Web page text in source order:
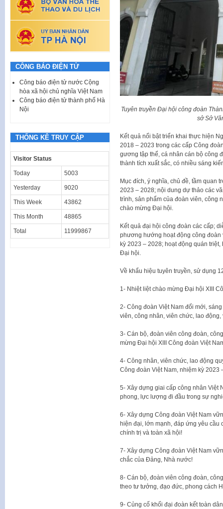
Tuyên truyền Đại hội công đoàn
sở Sở
Kết quả nổi bật triển khai thực hiện
2018 – 2023 trong các cấp Công
gương tập thể, cá nhân cán bộ công
thành tích xuất sắc, có nhiều sáng
Mục đích, ý nghĩa, chủ đề, tầm quan
2023 – 2028; nội dung dự thảo các
trình, sản phẩm của đoàn viên, công
chào mừng Đại hội.
Kết quả đại hội công đoàn các cấp;
phương hướng hoạt động công đoàn
kỳ 2023 – 2028; hoạt động quán
Đại hội.
Về khẩu hiệu tuyên truyền, sử dụng
1- Nhiệt liệt chào mừng Đại hội XIII
2- Công đoàn Việt Nam đổi mới,
viên, công nhân, viên chức, lao
3- Cán bộ, đoàn viên công đoàn,
mừng Đại hội XIII Công đoàn Việt
4- Công nhân, viên chức, lao động
Công đoàn Việt Nam, nhiệm kỳ 2023
5- Xây dựng giai cấp công nhân Việt
phong, lực lượng đi đầu trong sự
6- Xây dựng Công đoàn Việt Nam
hiện đại, lớn mạnh, đáp ứng yêu
chính trị và toàn xã hội!
7- Xây dựng Công đoàn Việt Nam
chắc của Đảng, Nhà nước!
8- Cán bộ, đoàn viên công đoàn,
theo tư tưởng, đạo đức, phong cách
9- Củng cố khối đại đoàn kết toàn
CÔNG BÁO ĐIỆN TỬ
Công báo điện tử nước Cộng
hòa xã hội chủ nghĩa Việt Nam
Công báo điện tử thành phố Hà
Nội
THỐNG KÊ TRUY CẬP
Visitor Status
Today 5003
Yesterday 9020
This Week 43862
This Month 48865
Total 11999867